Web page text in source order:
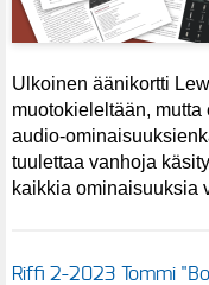
Ulkoinen äänikortti
muotokieleltään,
audio-
tuulettaa vanhoja
kaikkia
Riffi 2-2023 Tommi